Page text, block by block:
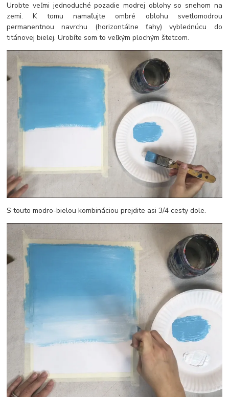
Urobte veľmi jednoduché pozadie modrej oblohy so snehom na
zemi. K tomu namaľujte ombré oblohu svetlomodrou
permanentnou navrchu (horizontálne ťahy) vyblednúcu do
titánovej bielej. Urobíte som to veľkým plochým štetcom.
S touto modro-bielou kombináciou prejdite asi 3/4 cesty dole.